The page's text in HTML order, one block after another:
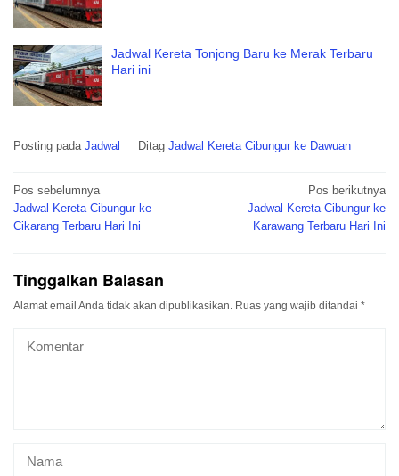
Jadwal Kereta Tonjong Baru ke Merak Terbaru
Hari ini
Posting pada Jadwal Ditag Jadwal Kereta Cibungur ke Dawuan
Navigasi
pos
Pos sebelumnya
Jadwal Kereta Cibungur ke
Cikarang Terbaru Hari Ini
Pos berikutnya
Jadwal Kereta Cibungur ke
Karawang Terbaru Hari Ini
Tinggalkan Balasan
Alamat email Anda tidak akan dipublikasikan. Ruas yang wajib ditandai *